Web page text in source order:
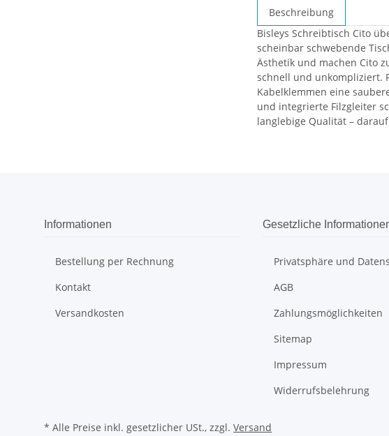
Registerkarten
anzeigen
Beschreibung
Bisleys Schreibtisch Cito
scheinbar schwebende
Ästhetik und machen Cito
schnell und unkompliziert.
Kabelklemmen eine
und integrierte Filzgleiter
langlebige Qualität –
Informationen
Bestellung per Rechnung
Kontakt
Versandkosten
Gesetzliche
Privatsphäre und
AGB
Zahlungsmöglichkeiten
Sitemap
Impressum
Widerrufsbelehrung
* Alle Preise inkl. gesetzlicher USt., zzgl. Versand